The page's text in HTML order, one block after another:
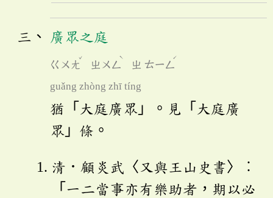
廣眾之庭
ㄍㄨㄤ
ˇ
ㄓㄨㄥ
ˋ
ㄓ ㄊㄧㄥ
ˊ
guǎng zhòng zhī tíng
猶「大庭廣眾」。見「大庭廣
眾」條。
清．顧炎武〈又與王山史書〉︰
「一二當事亦有樂助者，期以必